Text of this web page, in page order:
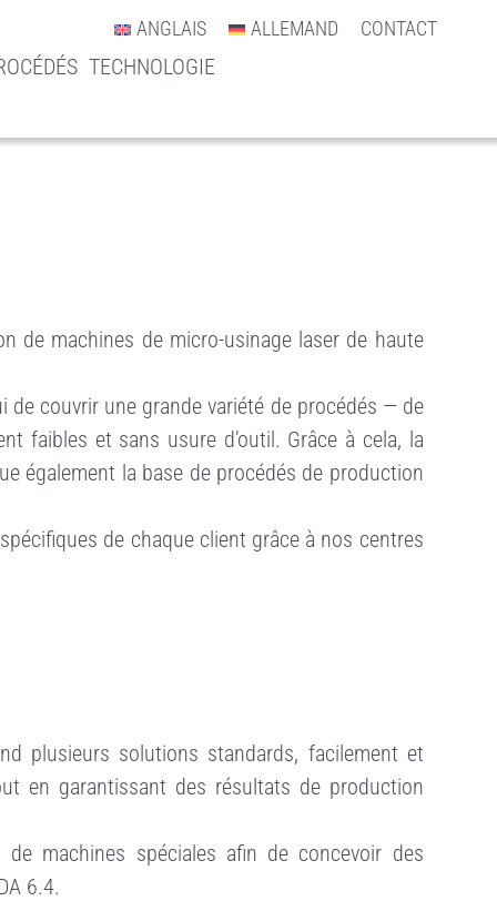
ANGLAIS ALLEMAND CONTACT
TECHNOLOGIE
de machines de micro-usinage laser de haute
de couvrir une grande variété de procédés — de
faibles et sans usure d’outil. Grâce à cela, la
également la base de procédés de production
de chaque client grâce à nos centres
plusieurs solutions standards, facilement et
en garantissant des résultats de production
machines spéciales afin de concevoir des
6.4.